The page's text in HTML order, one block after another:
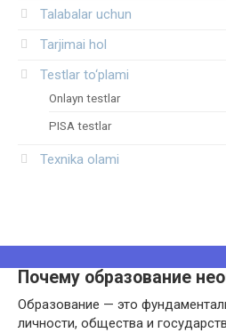
Talabalar uchun
Tarjimai hol
Testlar to‘plami
Onlayn testlar
PISA testlar
Texnika olami
Почему образование
Образование — это
личности, общества и